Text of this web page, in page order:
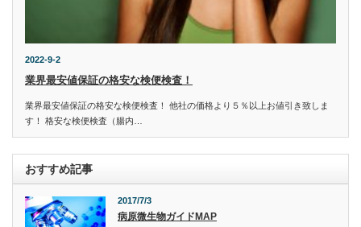
2022-9-2
業界最安値保証の格安な検便検査！
業界最安値保証の格安な検便検査！ 他社の価格より５％以上お値引き致しま
す！ 格安な検便検査（腸内…
おすすめ記事
2017/7/3
病原微生物ガイドMAP